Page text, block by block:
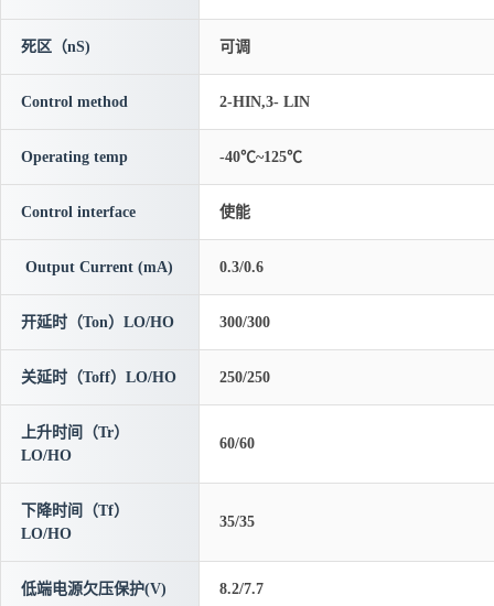
死区（nS) 可调
Control method 2-HIN,3- LIN
Operating temp -40℃~125℃
Control interface 使能
Output Current (mA) 0.3/0.6
开延时（Ton）LO/HO 300/300
关延时（Toff）LO/HO 250/250
上升时间（Tr）
LO/HO
60/60
下降时间（Tf）
LO/HO
35/35
低端电源欠压保护(V) 8.2/7.7